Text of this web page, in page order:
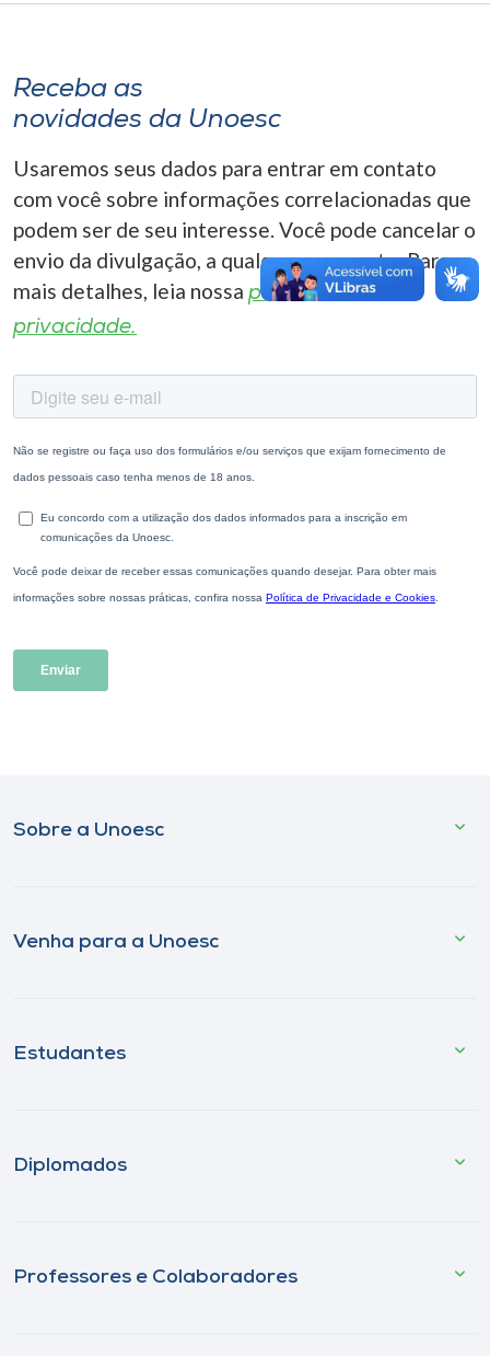
A-
Receba as
novidades da Unoesc
Usaremos seus dados para entrar em contato
com você sobre informações correlacionadas que
podem ser de seu interesse. Você pode cancelar o
envio da divulgação, a qualquer momento. Para
mais detalhes, leia nossa política de
privacidade.
Sobre a Unoesc
Venha para a Unoesc
Estudantes
Diplomados
Professores e Colaboradores